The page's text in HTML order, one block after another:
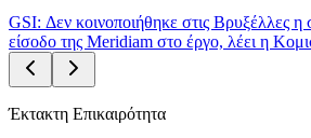
GSI: Δεν κοινοποιήθηκε στις Βρυξέλλες η
είσοδο της Meridiam στο έργο, λέει η
Έκτακτη Επικαιρότητα